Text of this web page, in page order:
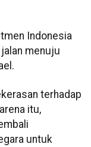
Indonesia
menuju
terhadap
itu,
untuk